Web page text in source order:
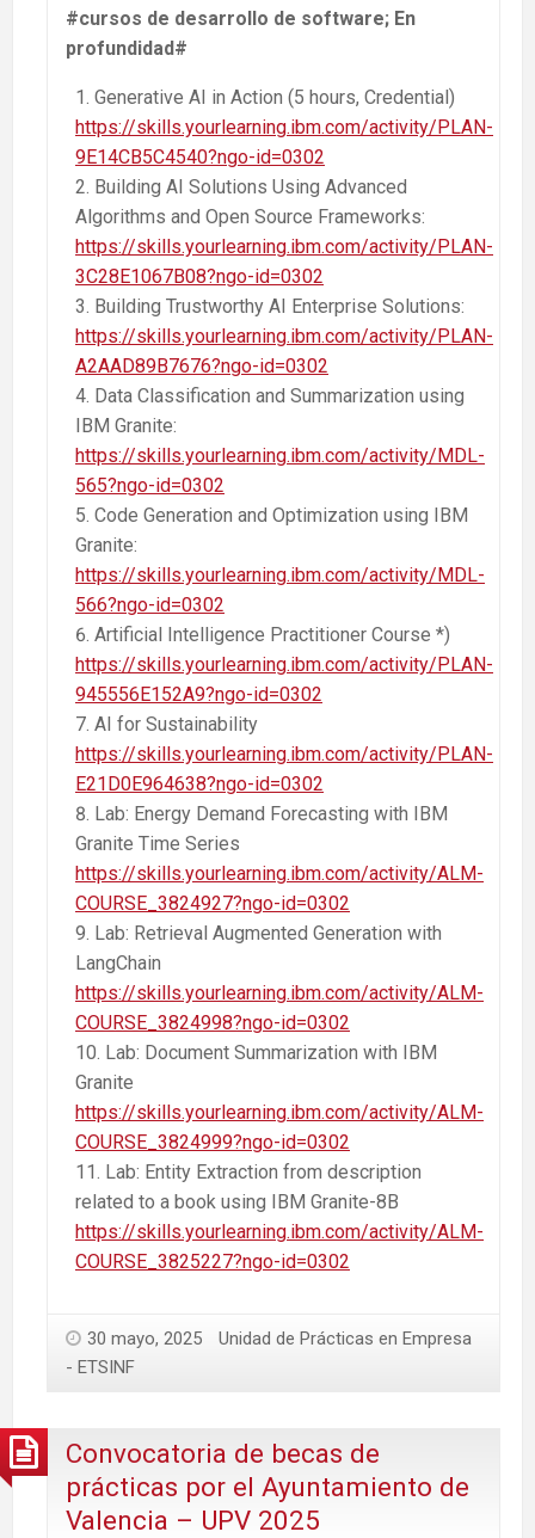
#cursos de desarrollo de software; En
profundidad#
Generative AI in Action (5 hours, Credential)
https://skills.yourlearning.ibm.com/activity/PLAN-
9E14CB5C4540?ngo-id=0302
Building AI Solutions Using Advanced
Algorithms and Open Source Frameworks:
https://skills.yourlearning.ibm.com/activity/PLAN-
3C28E1067B08?ngo-id=0302
Building Trustworthy AI Enterprise Solutions:
https://skills.yourlearning.ibm.com/activity/PLAN-
A2AAD89B7676?ngo-id=0302
Data Classification and Summarization using
IBM Granite:
https://skills.yourlearning.ibm.com/activity/MDL-
565?ngo-id=0302
Code Generation and Optimization using IBM
Granite:
https://skills.yourlearning.ibm.com/activity/MDL-
566?ngo-id=0302
Artificial Intelligence Practitioner Course *)
https://skills.yourlearning.ibm.com/activity/PLAN-
945556E152A9?ngo-id=0302
AI for Sustainability
https://skills.yourlearning.ibm.com/activity/PLAN-
E21D0E964638?ngo-id=0302
Lab: Energy Demand Forecasting with IBM
Granite Time Series
https://skills.yourlearning.ibm.com/activity/ALM-
COURSE_3824927?ngo-id=0302
Lab: Retrieval Augmented Generation with
LangChain
https://skills.yourlearning.ibm.com/activity/ALM-
COURSE_3824998?ngo-id=0302
Lab: Document Summarization with IBM
Granite
https://skills.yourlearning.ibm.com/activity/ALM-
COURSE_3824999?ngo-id=0302
Lab: Entity Extraction from description
related to a book using IBM Granite-8B
https://skills.yourlearning.ibm.com/activity/ALM-
COURSE_3825227?ngo-id=0302
30 mayo, 2025
Unidad de Prácticas en Empresa
- ETSINF
Convocatoria de becas de
prácticas por el Ayuntamiento de
Valencia – UPV 2025